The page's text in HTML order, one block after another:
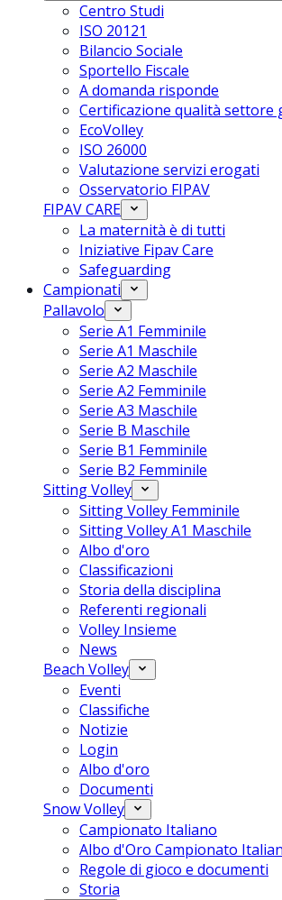
Centro Studi
ISO 20121
Bilancio Sociale
Sportello Fiscale
A domanda risponde
Certificazione qualità settore
EcoVolley
ISO 26000
Valutazione servizi erogati
Osservatorio FIPAV
FIPAV CARE
La maternità è di tutti
Iniziative Fipav Care
Safeguarding
Campionati
Pallavolo
Serie A1 Femminile
Serie A1 Maschile
Serie A2 Maschile
Serie A2 Femminile
Serie A3 Maschile
Serie B Maschile
Serie B1 Femminile
Serie B2 Femminile
Sitting Volley
Sitting Volley Femminile
Sitting Volley A1 Maschile
Albo d'oro
Classificazioni
Storia della disciplina
Referenti regionali
Volley Insieme
News
Beach Volley
Eventi
Classifiche
Notizie
Login
Albo d'oro
Documenti
Snow Volley
Campionato Italiano
Albo d'Oro Campionato
Regole di gioco e documenti
Storia